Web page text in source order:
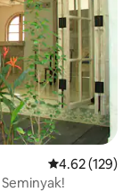
Calificación
4.62 (129)